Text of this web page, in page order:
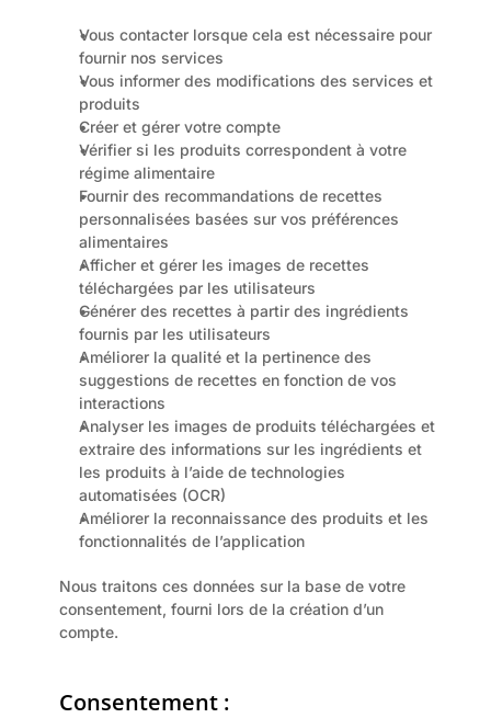
Vous contacter lorsque cela est nécessaire pour
fournir nos services
Vous informer des modifications des services et
produits
Créer et gérer votre compte
Vérifier si les produits correspondent à votre
régime alimentaire
Fournir des recommandations de recettes
personnalisées basées sur vos préférences
alimentaires
Afficher et gérer les images de recettes
téléchargées par les utilisateurs
Générer des recettes à partir des ingrédients
fournis par les utilisateurs
Améliorer la qualité et la pertinence des
suggestions de recettes en fonction de vos
interactions
Analyser les images de produits téléchargées et
extraire des informations sur les ingrédients et
les produits à l’aide de technologies
automatisées (OCR)
Améliorer la reconnaissance des produits et les
fonctionnalités de l’application
Nous traitons ces données sur la base de votre
consentement, fourni lors de la création d’un
compte.
Consentement :